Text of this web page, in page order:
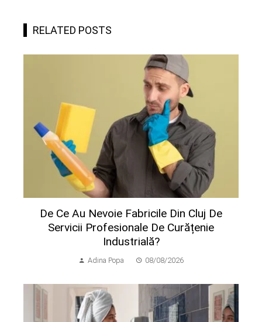
RELATED POSTS
De Ce Au Nevoie Fabricile Din Cluj De
Servicii Profesionale De Curățenie
Industrială?
Adina Popa 08/08/2026